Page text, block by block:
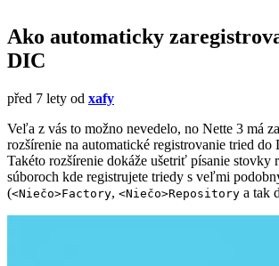
Ako automaticky
DIC
před 7 lety od xafy
Veľa z vás to možno nevedelo, no Nette 3 má
rozšírenie na automatické registrovanie tried do
Takéto rozšírenie dokáže ušetriť písanie stovky
súboroch kde registrujete triedy s veľmi
(<Niečo>Factory, <Niečo>Repository a tak